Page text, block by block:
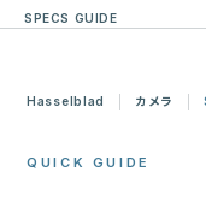
SPECS GUIDE
Hasselblad カメラ
QUICK GUIDE